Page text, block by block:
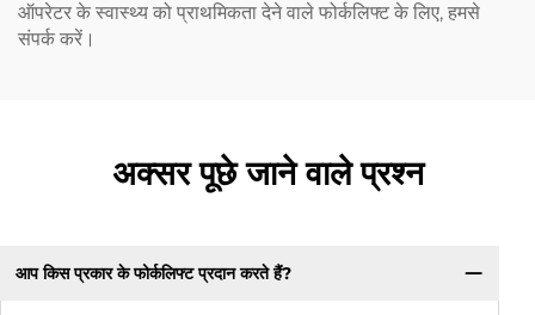
ऑपरेटर के स्वास्थ्य को प्राथमिकता देने वाले फोर्कलिफ्ट के लिए, हमसे
संपर्क करें।
अक्सर पूछे जाने वाले प्रश्न
आप किस प्रकार के फोर्कलिफ्ट प्रदान करते हैं?